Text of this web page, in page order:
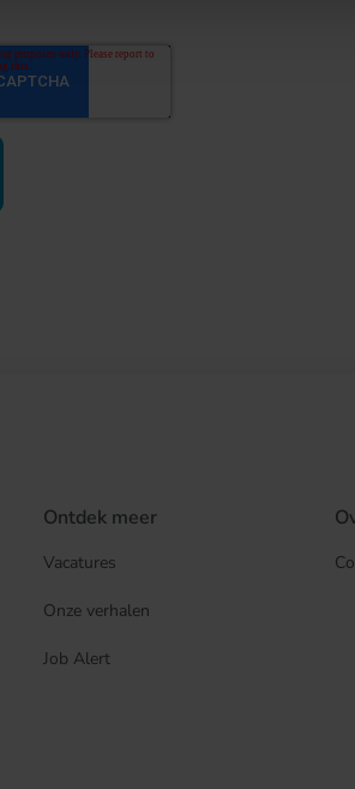
Ontdek meer
Vacatures
Onze verhalen
Job Alert